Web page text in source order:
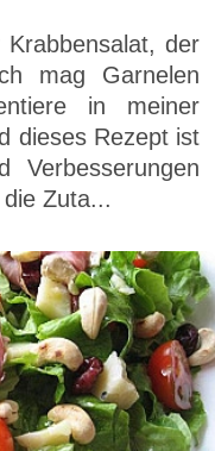
der
mag Garnelen
in meiner
dieses Rezept ist
Verbesserungen
Zuta...